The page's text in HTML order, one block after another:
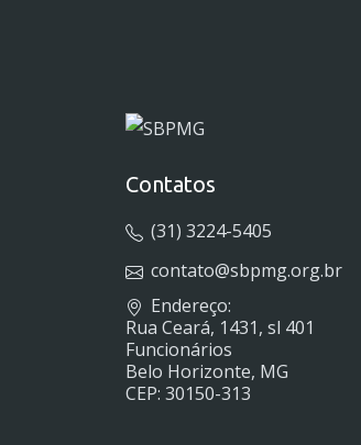
Contatos
(31) 3224-5405
contato@sbpmg.org.br
Endereço:
Rua Ceará, 1431, sl 401
Funcionários
Belo Horizonte, MG
CEP: 30150-313